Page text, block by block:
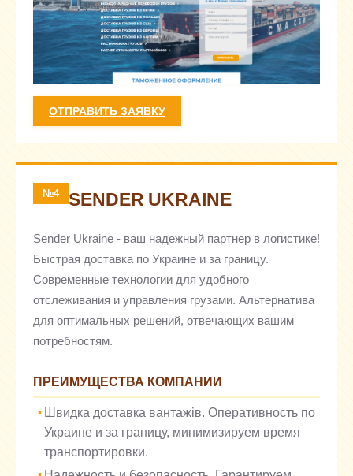
ОТПРАВИТЬ ЗАЯВКУ
№4 SENDER UKRAINE
Sender Ukraine - ваш надежный партнер в логистике!
Быстрая доставка по Украине и за границу.
Современные технологии для удобного
отслеживания и управления грузами. Альтернатива
для оптимальных решений, отвечающих вашим
потребностям.
ПРЕИМУЩЕСТВА КОМПАНИИ
Швидка доставка вантажів. Оперативность по
Украине и за границу, минимизируем время
транспортировки.